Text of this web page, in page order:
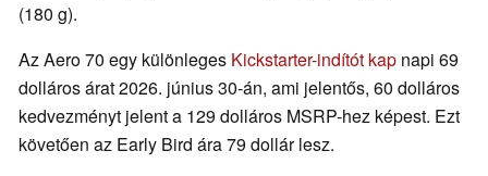
(180 g).
Az Aero 70 egy különleges Kickstarter-indítót kap napi 69
dolláros árat 2026. június 30-án, ami jelentős, 60 dolláros
kedvezményt jelent a 129 dolláros MSRP-hez képest. Ezt
követően az Early Bird ára 79 dollár lesz.